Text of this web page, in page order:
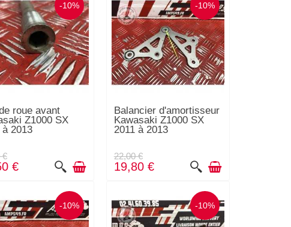
-10%
roue avant
Z1000 SX
à 2013
€
€
-10%
Balancier d'amortisseur
Kawasaki Z1000 SX
2011 à 2013
22,00 €
19,80 €
-10% -10%